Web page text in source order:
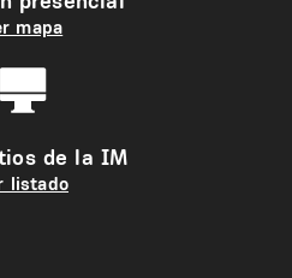
mapa
de la IM
listado